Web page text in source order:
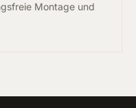
Montage und